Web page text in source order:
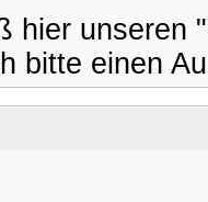
hier unseren
bitte einen